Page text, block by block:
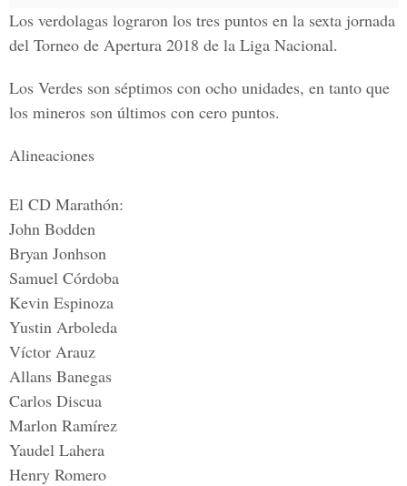
Los verdolagas lograron los tres puntos en la sexta jornada
del Torneo de Apertura 2018 de la Liga Nacional.
Los Verdes son séptimos con ocho unidades, en tanto que
los mineros son últimos con cero puntos.
Alineaciones
El CD Marathón:
John Bodden
Bryan Jonhson
Samuel Córdoba
Kevin Espinoza
Yustin Arboleda
Víctor Arauz
Allans Banegas
Carlos Discua
Marlon Ramírez
Yaudel Lahera
Henry Romero